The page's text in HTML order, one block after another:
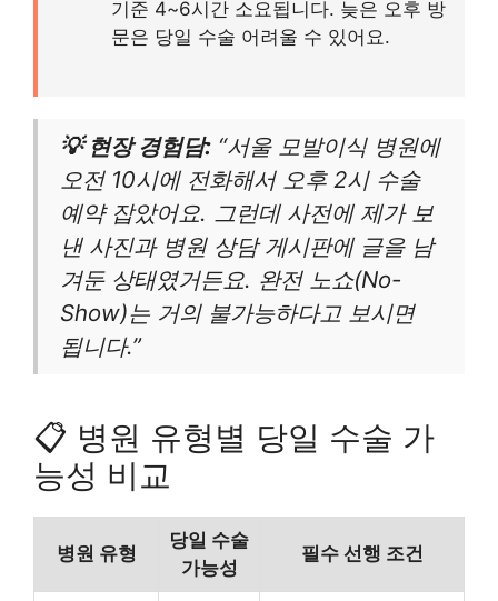
기준 4~6시간 소요됩니다. 늦은 오후 방
문은 당일 수술 어려울 수 있어요.
💡 현장 경험담: “서울 모발이식 병원에
오전 10시에 전화해서 오후 2시 수술
예약 잡았어요. 그런데 사전에 제가 보
낸 사진과 병원 상담 게시판에 글을 남
겨둔 상태였거든요. 완전 노쇼(No-
Show)는 거의 불가능하다고 보시면
됩니다.”
📋 병원 유형별 당일 수술 가
능성 비교
병원 유형
당일 수술
가능성
필수 선행 조건